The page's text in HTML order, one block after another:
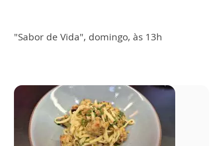
"Sabor de Vida", domingo, às 13h